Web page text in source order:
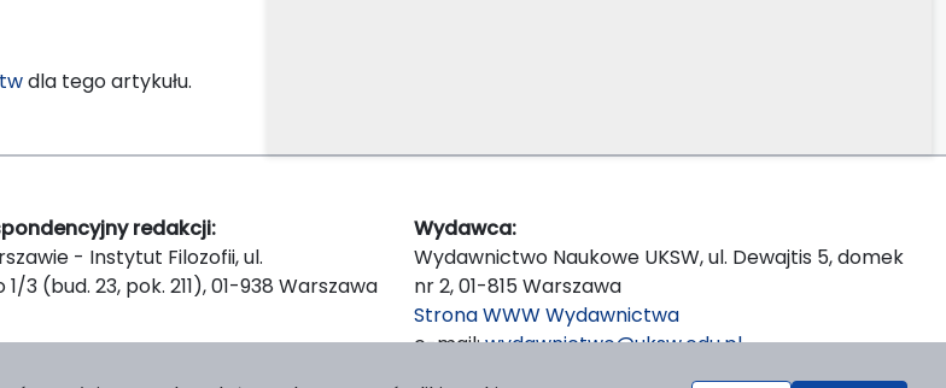
dla tego artykułu.
redakcji:
- Instytut Filozofii, ul.
3 (bud. 23, pok. 211), 01-938 Warszawa
Wydawca:
Wydawnictwo Naukowe UKSW, ul. Dewajtis 5, domek
nr 2, 01-815 Warszawa
Strona WWW Wydawnictwa
e-mail:wydawnictwo@uksw.edu.pl